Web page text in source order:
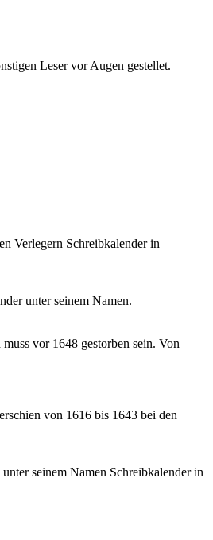
Leser vor Augen gestellet.
Verlegern Schreibkalender in
unter seinem Namen.
vor 1648 gestorben sein. Von
von 1616 bis 1643 bei den
seinem Namen Schreibkalender in